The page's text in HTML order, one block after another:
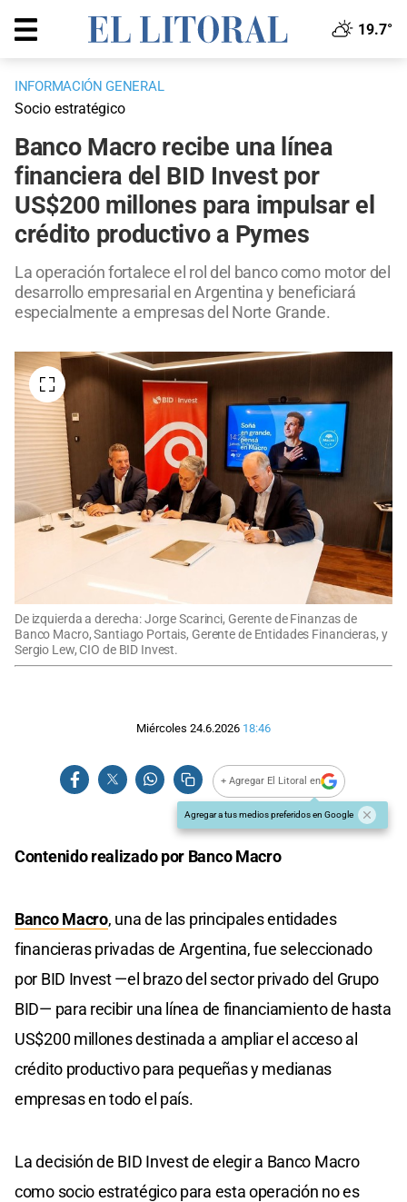
19.7°
INFORMACIÓN GENERAL
Socio estratégico
Banco Macro recibe una línea
financiera del BID Invest por
US$200 millones para impulsar el
crédito productivo a Pymes
La operación fortalece el rol del banco como motor del
desarrollo empresarial en Argentina y beneficiará
especialmente a empresas del Norte Grande.
De izquierda a derecha: Jorge Scarinci, Gerente de Finanzas de
Banco Macro, Santiago Portais, Gerente de Entidades Financieras, y
Sergio Lew, CIO de BID Invest.
Miércoles 24.6.2026 18:46
+ Agregar El Litoral en
Agregar a tus medios preferidos en Google
Contenido realizado por Banco Macro
Banco Macro, una de las principales entidades
financieras privadas de Argentina, fue seleccionado
por BID Invest —el brazo del sector privado del Grupo
BID— para recibir una línea de financiamiento de hasta
US$200 millones destinada a ampliar el acceso al
crédito productivo para pequeñas y medianas
empresas en todo el país.
La decisión de BID Invest de elegir a Banco Macro
como socio estratégico para esta operación no es